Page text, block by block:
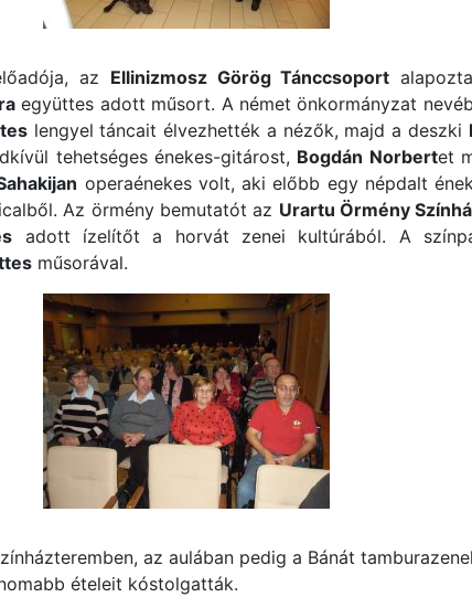
az Ellinizmosz Görög Tánccsoport
együttes adott műsort. A német önkormányzat
lengyel táncait élvezhették a nézők, majd a deszki
tehetséges énekes-gitárost, Bogdán Norbertet
operaénekes volt, aki előbb egy népdalt
Az örmény bemutatót az Urartu Örmény
adott ízelítőt a horvát zenei kultúrából. A
műsorával.
az aulában pedig a Bánát
ételeit kóstolgatták.